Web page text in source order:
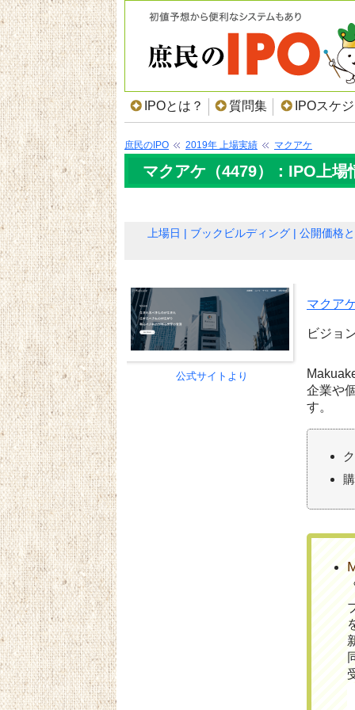
IPOとは？ 質問集 IPOスケ
庶民のIPO 2019年 上場実績 マクアケ
マクアケ（4479）：IPO上場
上場日 ブックビルディング 公開価格
公式サイトより
マクア
ビジョ
企業や
す。